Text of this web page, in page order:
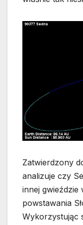
Zatwierdzony
analizuje czy
innej gwieździe
powstawania
Wykorzystując